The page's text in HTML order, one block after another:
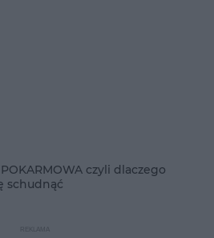
POKARMOWA czyli dlaczego
schudnąć